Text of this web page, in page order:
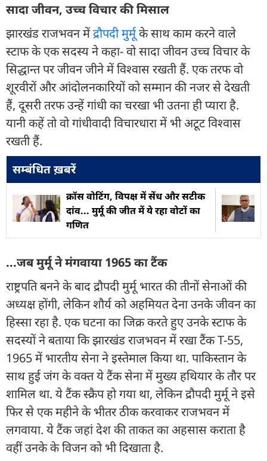
सादा जीवन, उच्च विचार की मिसाल
झारखंड राजभवन मेंद्रौपदी मुर्मूके साथ काम करने वाले
स्टाफ के एक सदस्य ने कहा- वो सादा जीवन उच्च विचार के
सिद्धान्त पर जीवन जीने में विश्वास रखती हैं. एक तरफ वो
शूरवीरों और आंदोलनकारियों को सम्मान की नजर से देखती
हैं, दूसरी तरफ उन्हें गांधी का चरखा भी उतना ही प्यारा है.
यानी कहें तो वो गांधीवादी विचारधारा में भी अटूट विश्वास
रखती हैं.
सम्बंधित ख़बरें
क्रॉस वोटिंग, विपक्ष में सेंध और सटीक
दांव... मुर्मू की जीत में ये रहा वोटों का
गणित
...जब मुर्मू ने मंगवाया 1965 का टैंक
राष्ट्रपति बनने के बाद द्रौपदी मुर्मू भारत की तीनों सेनाओं की
अध्यक्ष होंगी, लेकिन शौर्य को अहमियत देना उनके जीवन का
हिस्सा रहा है. एक घटना का जिक्र करते हुए उनके स्टाफ के
सदस्यों ने बताया कि झारखंड राजभवन में रखा टैंक T-55,
1965 में भारतीय सेना ने इस्तेमाल किया था. पाकिस्तान के
साथ हुई जंग के वक्त ये टैंक सेना में मुख्य हथियार के तौर पर
शामिल था. ये टैंक स्क्रैप हो गया था, लेकिन द्रौपदी मुर्मू ने इसे
फिर से एक महीने के भीतर ठीक करवाकर राजभवन में
लगवाया. ये टैंक जहां देश की ताकत का अहसास कराता है
वहीं उनके के विजन को भी दिखाता है.